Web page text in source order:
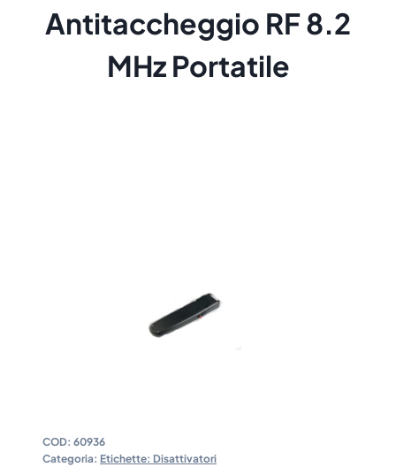
Antitaccheggio RF 8.2
MHz Portatile
COD: 60936
Categoria: Etichette: Disattivatori